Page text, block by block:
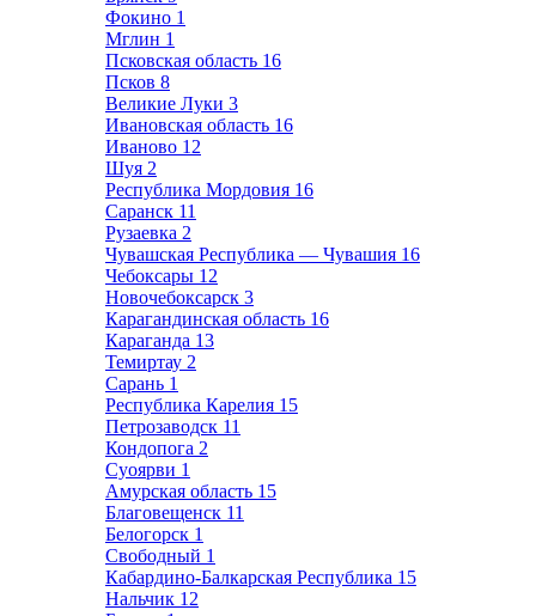
Фокино 1
Мглин 1
Псковская область 16
Псков 8
Великие Луки 3
Ивановская область 16
Иваново 12
Шуя 2
Республика Мордовия 16
Саранск 11
Рузаевка 2
Чувашская Республика — Чувашия 16
Чебоксары 12
Новочебоксарск 3
Карагандинская область 16
Караганда 13
Темиртау 2
Сарань 1
Республика Карелия 15
Петрозаводск 11
Кондопога 2
Суоярви 1
Амурская область 15
Благовещенск 11
Белогорск 1
Свободный 1
Кабардино-Балкарская Республика 15
Нальчик 12